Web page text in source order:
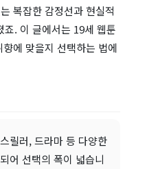
복잡한 감정선과 현실적
죠. 이 글에서는 19세 웹툰
에 맞을지 선택하는 법에
릴러, 드라마 등 다양한
어 선택의 폭이 넓습니